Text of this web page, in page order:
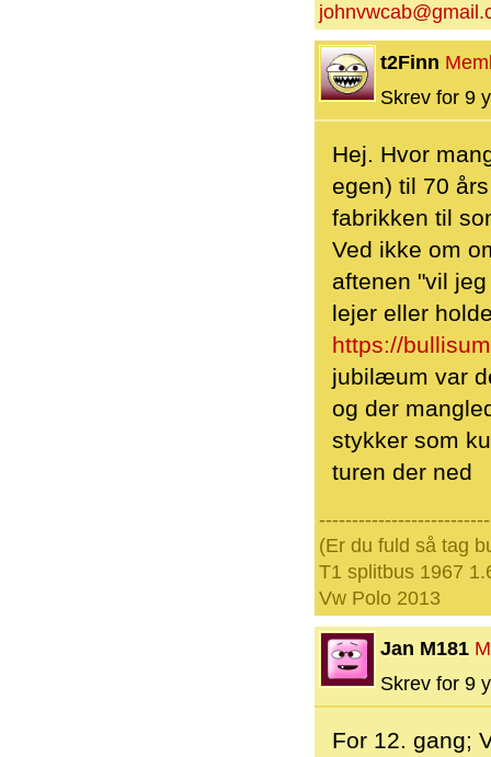
t2Finn
Skrev for 9
Hej. Hvor
egen) til 70
fabrikken til
Ved ikke om
aftenen "vil
lejer eller
https://
jubilæum var
og der
stykker som
turen der ned
(Er du fuld så tag
T1 splitbus 1967
Vw Polo 2013
Jan M181
Skrev for 9
For 12. gang;